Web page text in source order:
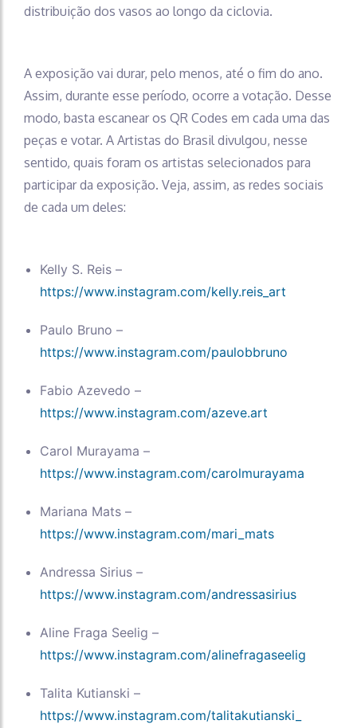
distribuição dos vasos ao longo da ciclovia.
A exposição vai durar, pelo menos, até o fim do ano.
Assim, durante esse período, ocorre a votação. Desse
modo, basta escanear os QR Codes em cada uma das
peças e votar. A Artistas do Brasil divulgou, nesse
sentido, quais foram os artistas selecionados para
participar da exposição. Veja, assim, as redes sociais
de cada um deles:
Kelly S. Reis –
https://www.instagram.com/kelly.reis_art
Paulo Bruno –
https://www.instagram.com/paulobbruno
Fabio Azevedo –
https://www.instagram.com/azeve.art
Carol Murayama –
https://www.instagram.com/carolmurayama
Mariana Mats –
https://www.instagram.com/mari_mats
Andressa Sirius –
https://www.instagram.com/andressasirius
Aline Fraga Seelig –
https://www.instagram.com/alinefragaseelig
Talita Kutianski –
https://www.instagram.com/talitakutianski_